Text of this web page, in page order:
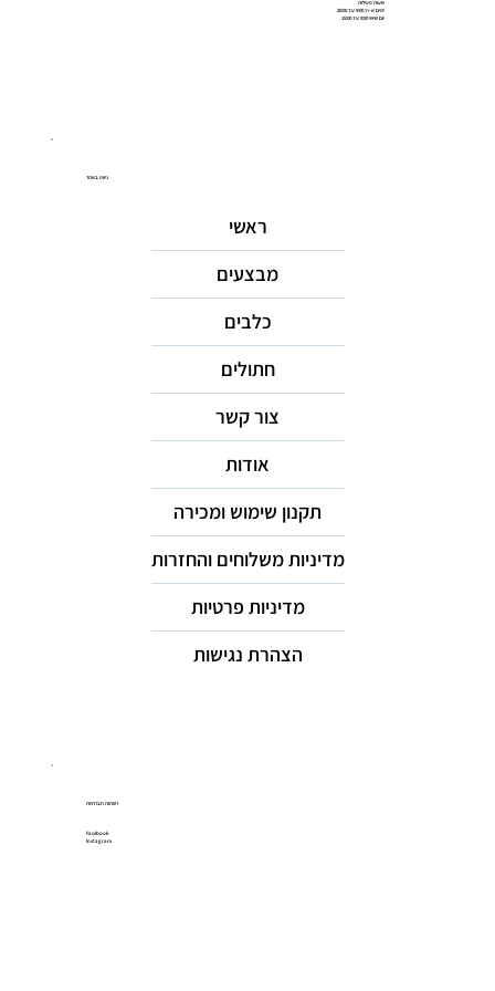
שעות פעילות
ימים א-ה: 9:00 עד 20:00
יום שישי 9:00 עד 15:00
ניווט באתר
ראשי
מבצעים
כלבים
חתולים
צור קשר
אודות
תקנון שימוש ומכירה
מדיניות משלוחים והחזרות
מדיניות פרטיות
הצהרת נגישות
רשתות חברתיות
Facebook
Instagram